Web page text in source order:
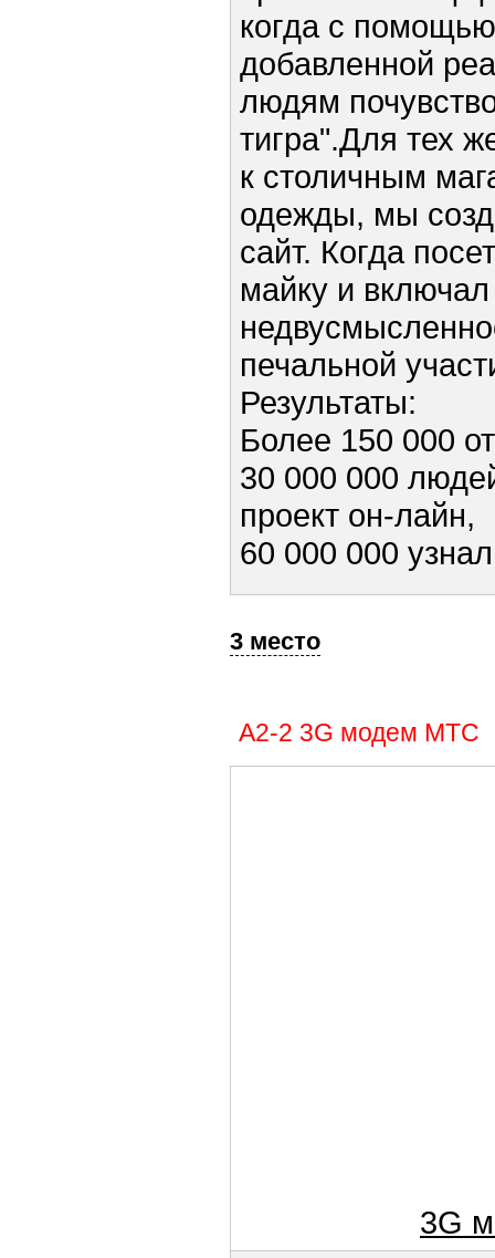
когда с
добавленной
людям
тигра".Для тех
к столичным
одежды, мы
сайт. Когда
майку и
печальной
Результаты:
Более 150 000
30 000 000
проект он-лайн,
60 000 000
3 место
А2-2 3G модем МТС
3G